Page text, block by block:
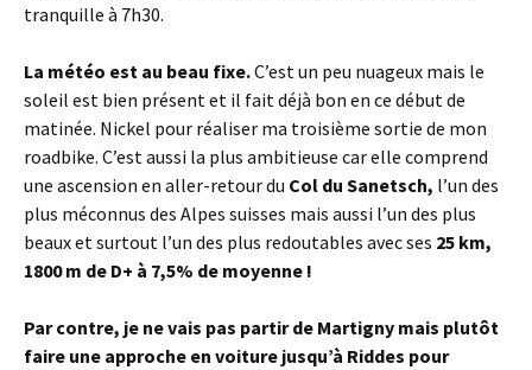
tranquille à 7h30.
La météo est au beau fixe.C’est un peu nuageux mais le
soleil est bien présent et il fait déjà bon en ce début de
matinée. Nickel pour réaliser ma troisième sortie de mon
roadbike. C’est aussi la plus ambitieuse car elle comprend
une ascension en aller-retour du Col du Sanetsch, l’un des
plus méconnus des Alpes suisses mais aussi l’un des plus
beaux et surtout l’un des plus redoutables avec ses 25 km,
1800 m de D+ à 7,5% de moyenne !
Par contre, je ne vais pas partir de Martigny mais plutôt
faire une approche en voiture jusqu’à Riddes pour